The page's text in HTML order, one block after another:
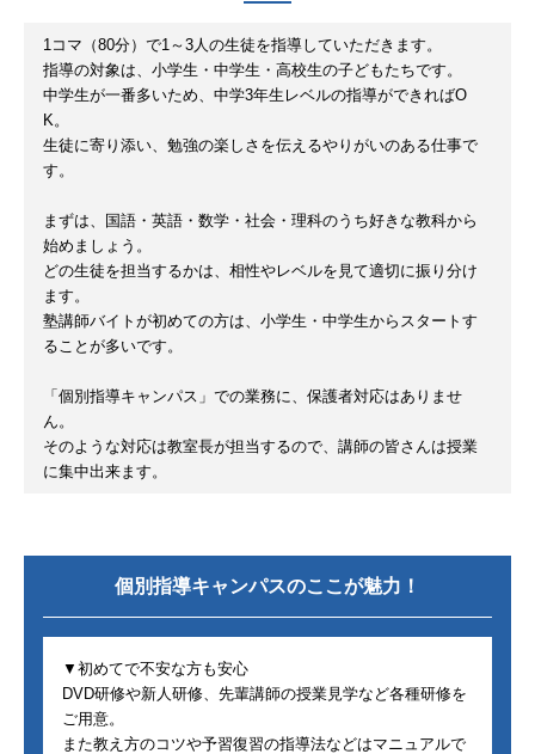
1コマ（80分）で1～3人の生徒を指導していただきます。
指導の対象は、小学生・中学生・高校生の子どもたちです。
中学生が一番多いため、中学3年生レベルの指導ができればO
K。
生徒に寄り添い、勉強の楽しさを伝えるやりがいのある仕事で
す。
まずは、国語・英語・数学・社会・理科のうち好きな教科から
始めましょう。
どの生徒を担当するかは、相性やレベルを見て適切に振り分け
ます。
塾講師バイトが初めての方は、小学生・中学生からスタートす
ることが多いです。
「個別指導キャンパス」での業務に、保護者対応はありませ
ん。
そのような対応は教室長が担当するので、講師の皆さんは授業
に集中出来ます。
個別指導キャンパスのここが魅力！
▼初めてで不安な方も安心
DVD研修や新人研修、先輩講師の授業見学など各種研修を
ご用意。
また教え方のコツや予習復習の指導法などはマニュアルで